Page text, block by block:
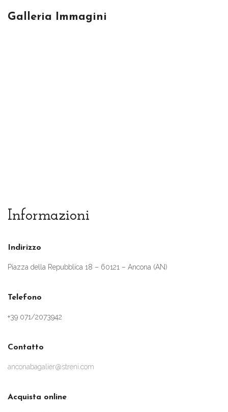
Galleria Immagini
Informazioni
Indirizzo
Piazza della Repubblica 18 – 60121 – Ancona (AN)
Telefono
+39 071/2073942
Contatto
anconabagalier@streni.com
Acquista online